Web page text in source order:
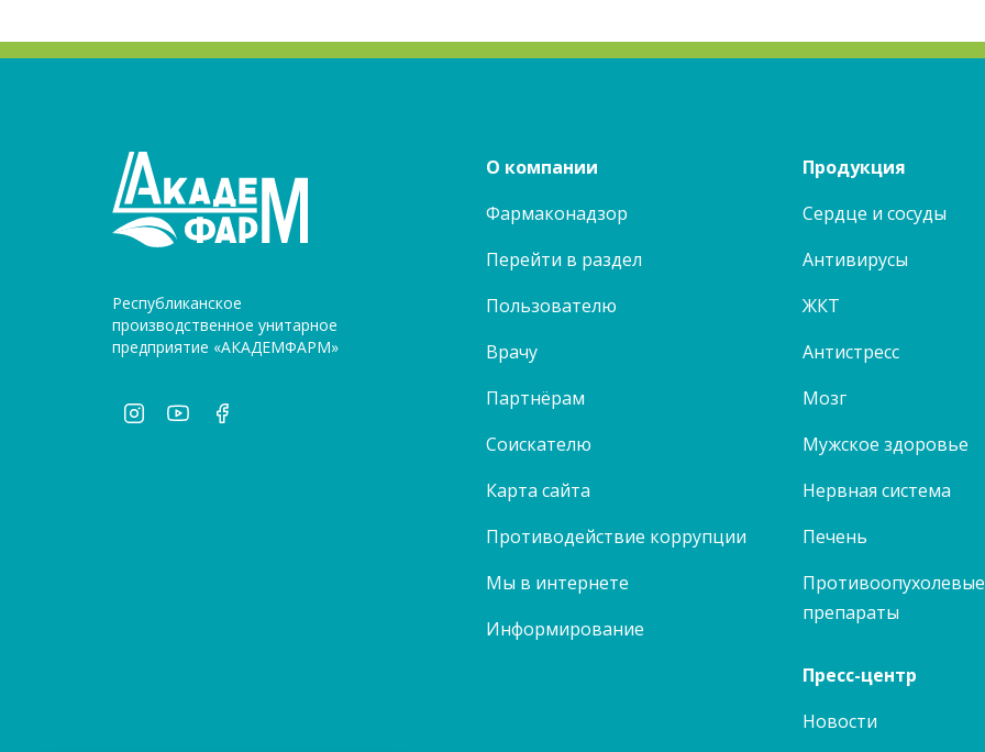
Республиканское
производственное унитарное
предприятие «АКАДЕМФАРМ»
О компании
Фармаконадзор
Перейти в раздел
Пользователю
Врачу
Партнёрам
Соискателю
Карта сайта
Противодействие коррупции
Мы в интернете
Информирование
Продукция
Сердце и сосуды
Антивирусы
ЖКТ
Антистресс
Мозг
Мужское здоровье
Нервная система
Печень
Противоопухолевые
препараты
Пресс-центр
Новости